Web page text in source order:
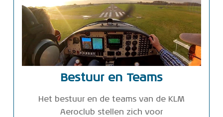
Bestuur en Teams
Het bestuur en de teams van de KLM
Aeroclub stellen zich voor